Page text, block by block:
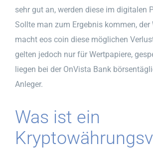
sehr gut an, werden diese im digitalen
Sollte man zum Ergebnis kommen, der
macht eos coin diese möglichen
gelten jedoch nur für Wertpapiere,
liegen bei der OnVista Bank
Anleger.
Was ist ein